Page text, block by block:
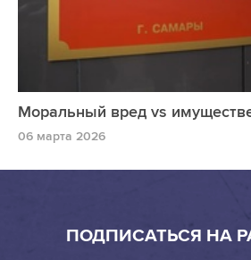
Моральный вред vs
06 марта 2026
ПОДПИСАТЬСЯ НА